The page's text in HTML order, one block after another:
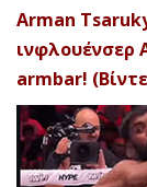
Arman
ινφλουένσερ
armbar!